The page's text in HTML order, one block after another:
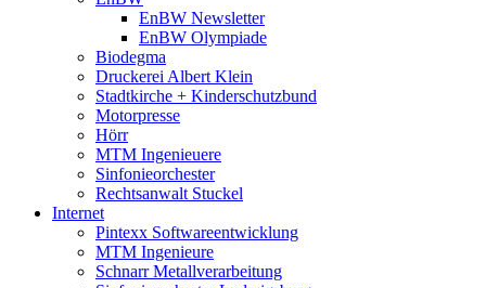
EnBW Newsletter
EnBW Olympiade
Biodegma
Druckerei Albert Klein
Stadtkirche + Kinderschutzbund
Motorpresse
Hörr
MTM Ingenieuere
Sinfonieorchester
Rechtsanwalt Stuckel
Internet
Pintexx Softwareentwicklung
MTM Ingenieure
Schnarr Metallverarbeitung